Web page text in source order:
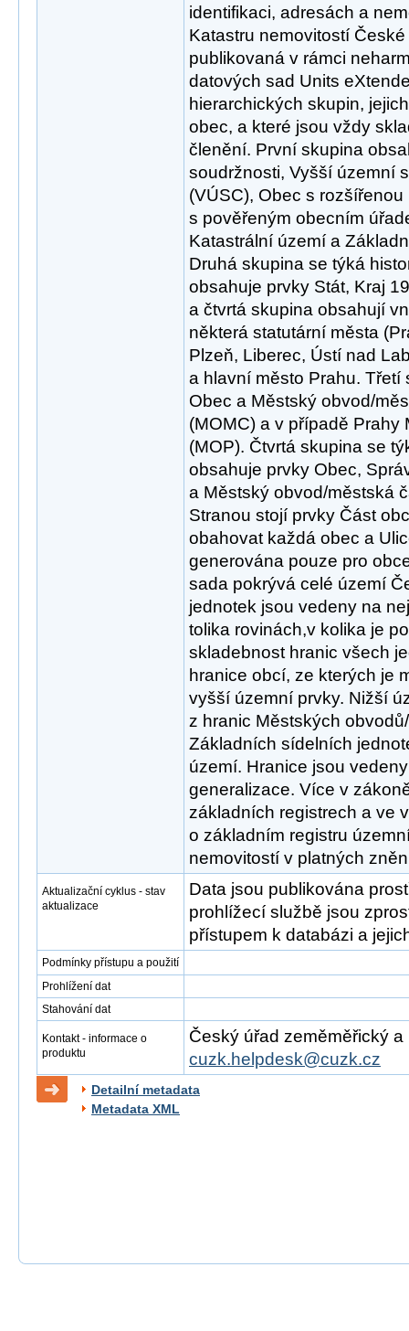
identifikaci, adresách a
Katastru nemovitostí
publikovaná v rámci
datových sad Units
hierarchických skupin,
obec, a které jsou vždy
členění. První skupina
soudržnosti, Vyšší územní
(VÚSC), Obec s
s pověřeným obecním
Katastrální území a
Druhá skupina se týká
obsahuje prvky Stát, Kraj
a čtvrtá skupina obsahují
některá statutární města
Plzeň, Liberec, Ústí nad
a hlavní město Prahu.
Obec a Městský obvod/
(MOMC) a v případě Prahy
(MOP). Čtvrtá skupina se
obsahuje prvky Obec,
a Městský obvod/městská
Stranou stojí prvky Část
obahovat každá obec a
generována pouze pro
sada pokrývá celé území
jednotek jsou vedeny na
tolika rovinách,v kolika je
skladebnost hranic všech
hranice obcí, ze kterých je
vyšší územní prvky. Nižší
z hranic Městských
Základních sídelních
území. Hranice jsou
generalizace. Více v
základních registrech a ve
o základním registru
nemovitostí v platných
Aktualizační cyklus - stav
aktualizace
Data jsou publikována
prohlížecí službě jsou
přístupem k databázi a
Podmínky přístupu a použití
Prohlížení dat
Stahování dat
Kontakt - informace o
produktu
Český úřad zeměměřický
cuzk.helpdesk@cuzk.cz
Detailní metadata
Metadata XML